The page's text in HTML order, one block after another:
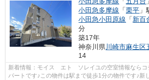
小田急多摩線 「栗平
小田急小田原線 「新百
分
築17年
神奈川県 川崎市麻生区
14
新着情報：モイス エト ソレイユの空室情報ならコ
パートです♪この物件は駅まで徒歩1分の物件です♪新